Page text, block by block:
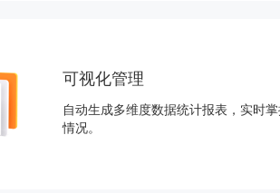
可视化管理
自动生成多维度数据统计报表，实时
情况。